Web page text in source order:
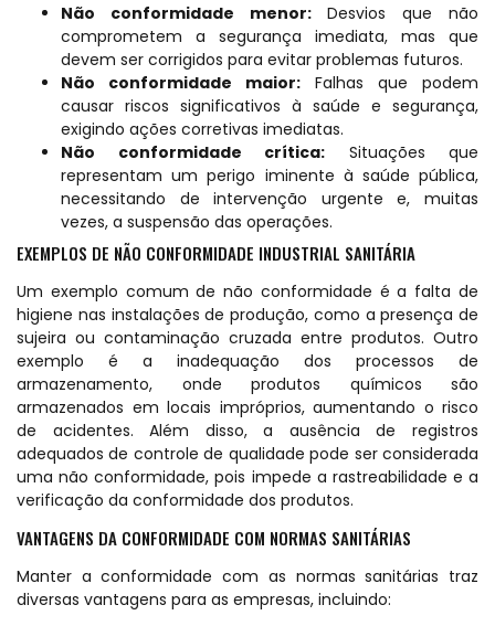
Não conformidade menor:Desvios que não
comprometem a segurança imediata, mas que
devem ser corrigidos para evitar problemas futuros.
Não conformidade maior: Falhas que podem
causar riscos significativos à saúde e segurança,
exigindo ações corretivas imediatas.
Não conformidade crítica: Situações que
representam um perigo iminente à saúde pública,
necessitando de intervenção urgente e, muitas
vezes, a suspensão das operações.
EXEMPLOS DE NÃO CONFORMIDADE INDUSTRIAL SANITÁRIA
Um exemplo comum de não conformidade é a falta de
higiene nas instalações de produção, como a presença de
sujeira ou contaminação cruzada entre produtos. Outro
exemplo é a inadequação dos processos de
armazenamento, onde produtos químicos são
armazenados em locais impróprios, aumentando o risco
de acidentes. Além disso, a ausência de registros
adequados de controle de qualidade pode ser considerada
uma não conformidade, pois impede a rastreabilidade e a
verificação da conformidade dos produtos.
VANTAGENS DA CONFORMIDADE COM NORMAS SANITÁRIAS
Manter a conformidade com as normas sanitárias traz
diversas vantagens para as empresas, incluindo: